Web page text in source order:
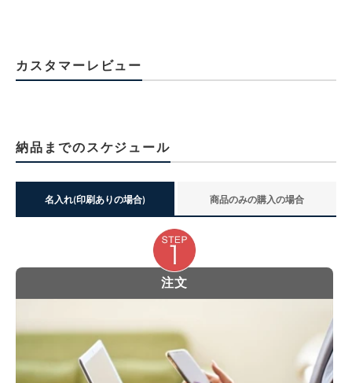
カスタマーレビュー
納品までのスケジュール
名入れ(印刷ありの場合) 商品のみの購入の場合
注文